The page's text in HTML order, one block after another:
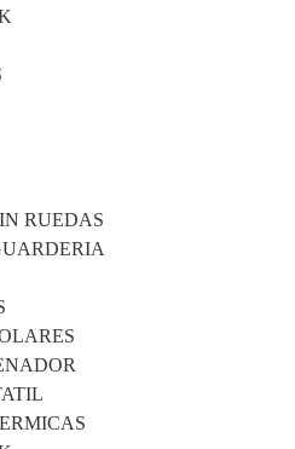
RUEDAS